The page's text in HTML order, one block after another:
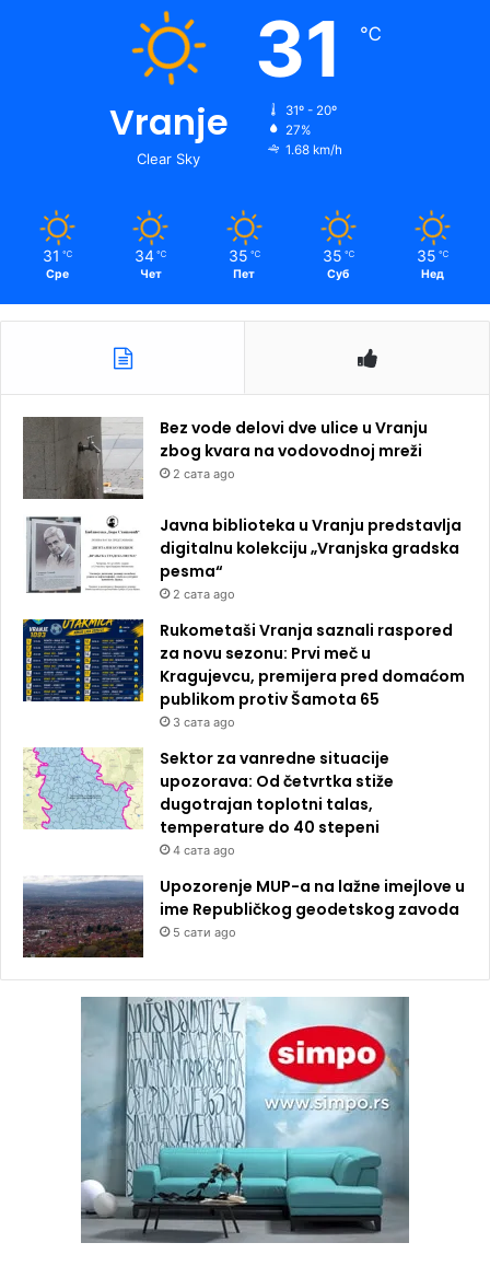
Vranje
Clear Sky
31 ℃
31º - 20º
27%
1.68 km/h
31 ℃
Сре
34 ℃
Чет
35 ℃
Пет
35 ℃
Суб
35 ℃
Нед
Bez vode delovi dve ulice u Vranju
zbog kvara na vodovodnoj mreži
2 сата ago
Javna biblioteka u Vranju predstavlja
digitalnu kolekciju „Vranjska gradska
pesma“
2 сата ago
Rukometaši Vranja saznali raspored
za novu sezonu: Prvi meč u
Kragujevcu, premijera pred domaćom
publikom protiv Šamota 65
3 сата ago
Sektor za vanredne situacije
upozorava: Od četvrtka stiže
dugotrajan toplotni talas,
temperature do 40 stepeni
4 сата ago
Upozorenje MUP-a na lažne imejlove u
ime Republičkog geodetskog zavoda
5 сати ago